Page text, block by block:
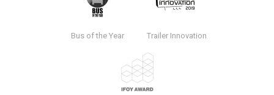
Bus of the Year Trailer Innovation